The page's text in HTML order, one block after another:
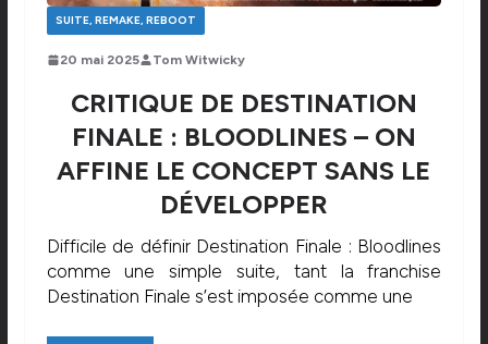
SUITE, REMAKE, REBOOT
20 mai 2025 Tom Witwicky
CRITIQUE DE DESTINATION
FINALE : BLOODLINES – ON
AFFINE LE CONCEPT SANS LE
DÉVELOPPER
Difficile de définir Destination Finale : Bloodlines
comme une simple suite, tant la franchise
Destination Finale s’est imposée comme une